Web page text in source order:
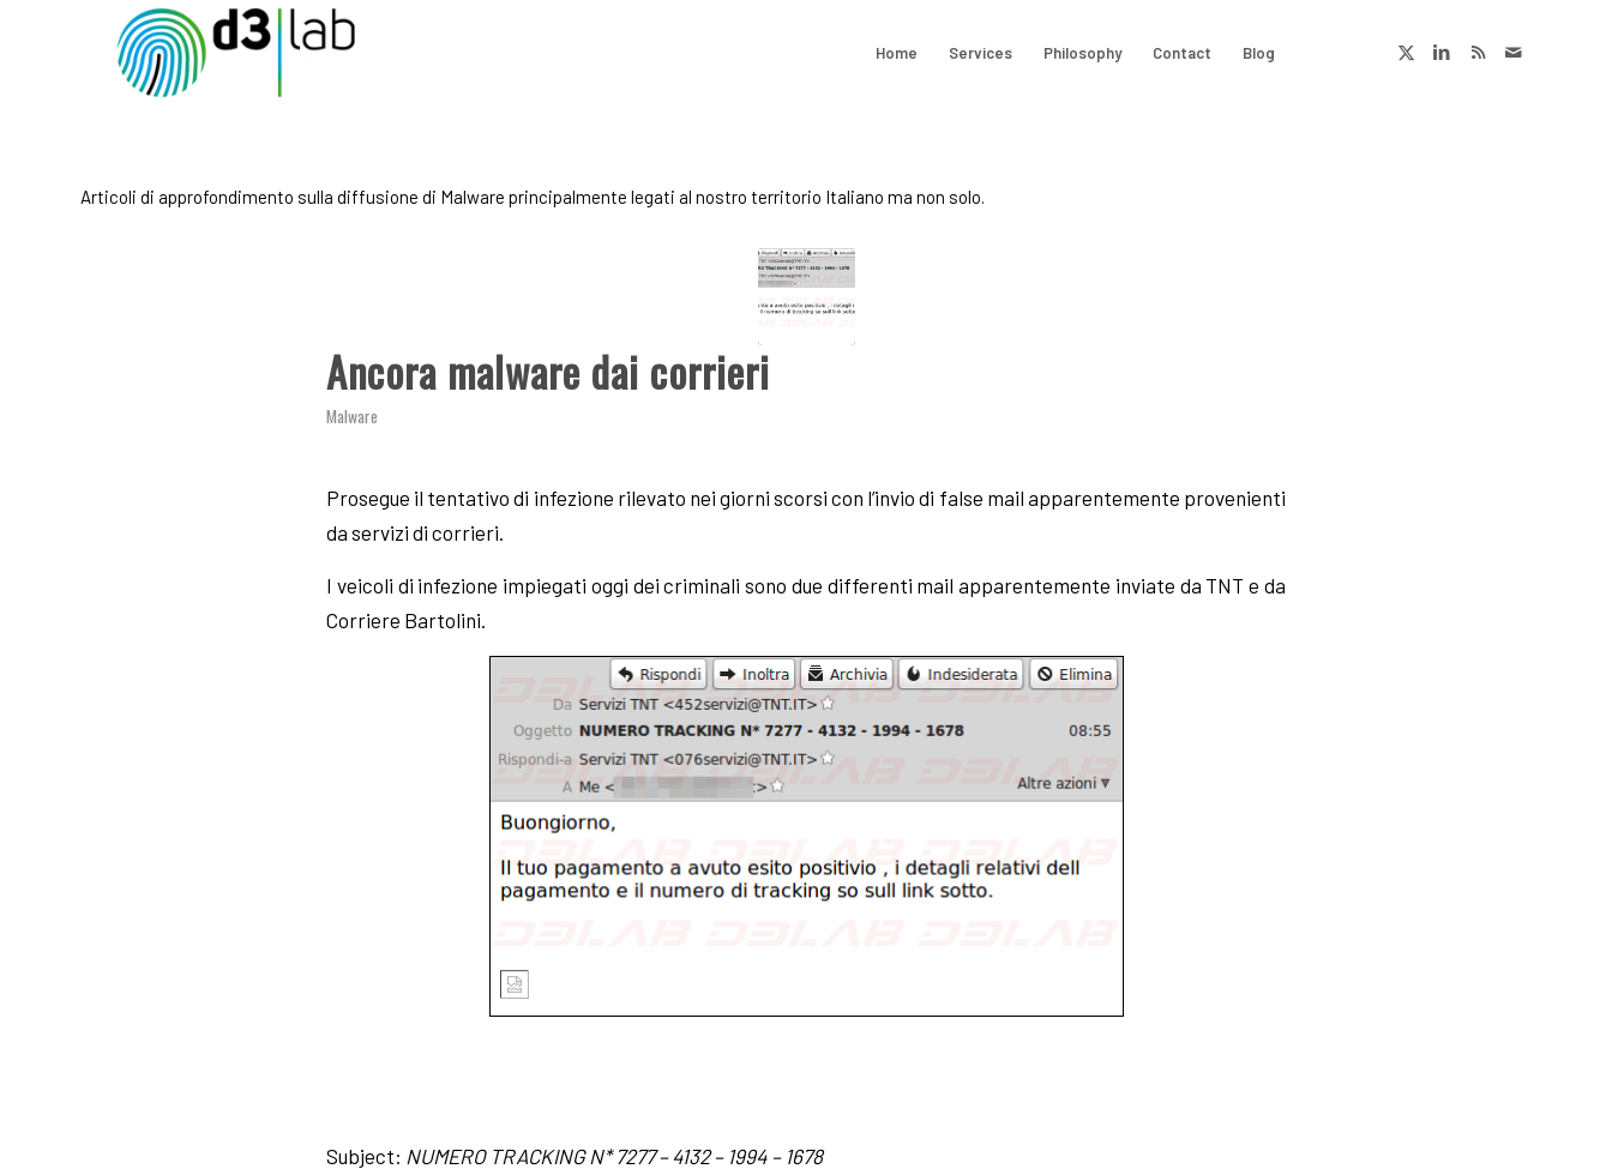
Home Services Philosophy Contact Blog
Articoli di approfondimento sulla diffusione di Malware principalmente legati al nostro territorio Italiano ma non solo.
Ancora malware dai corrieri
Malware
Prosegue il tentativo di infezione rilevato nei giorni scorsi con l’invio di false mail apparentemente provenienti
da servizi di corrieri.
I veicoli di infezione impiegati oggi dei criminali sono due differenti mail apparentemente inviate da TNT e da
Corriere Bartolini.
Subject: NUMERO TRACKING N* 7277 – 4132 – 1994 – 1678